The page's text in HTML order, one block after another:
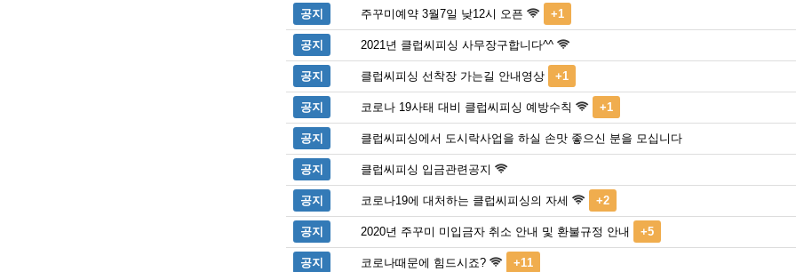
공지 주꾸미예약 3월7일 낮12시 오픈 +1
공지 2021년 클럽씨피싱 사무장구합니다^^
공지 클럽씨피싱 선착장 가는길 안내영상 +1
공지 코로나 19사태 대비 클럽씨피싱 예방수칙 +1
공지 클럽씨피싱에서 도시락사업을 하실 손맛 좋으신 분을 모십니다
공지 클럽씨피싱 입금관련공지
공지 코로나19에 대처하는 클럽씨피싱의 자세 +2
공지 2020년 주꾸미 미입금자 취소 안내 및 환불규정 안내 +5
공지 코로나때문에 힘드시죠? +11